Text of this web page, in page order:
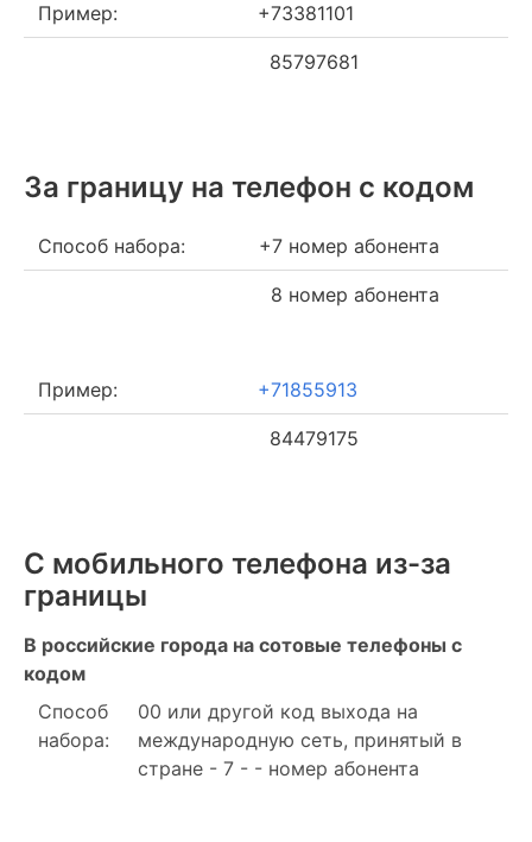
Пример: +73381101
85797681
За границу на телефон c кодом
Способ набора: +7 номер абонента
8 номер абонента
Пример: +71855913
84479175
С мобильного телефона из-за
границы
В российские города на сотовые телефоны с
кодом
Способ
набора:
00 или другой код выхода на
международную сеть, принятый в
стране - 7 - - номер абонента